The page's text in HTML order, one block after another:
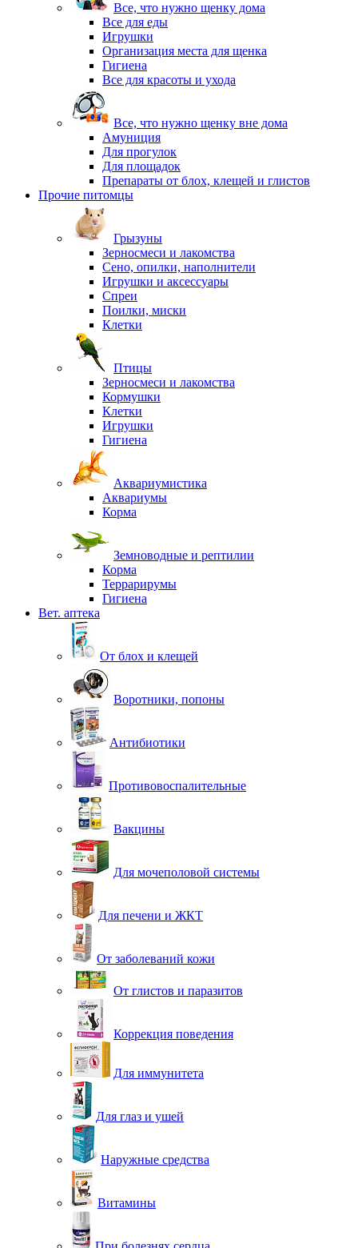
Все, что нужно щенку дома
Все для еды
Игрушки
Организация места для щенка
Гигиена
Все для красоты и ухода
Все, что нужно щенку вне дома
Амуниция
Для прогулок
Для площадок
Препараты от блох, клещей и глистов
Прочие питомцы
Грызуны
Зерносмеси и лакомства
Сено, опилки, наполнители
Игрушки и аксессуары
Спреи
Поилки, миски
Клетки
Птицы
Зерносмеси и лакомства
Кормушки
Клетки
Игрушки
Гигиена
Аквариумистика
Аквариумы
Корма
Земноводные и рептилии
Корма
Террарирумы
Гигиена
Вет. аптека
От блох и клещей
Воротники, попоны
Антибиотики
Противовоспалительные
Вакцины
Для мочеполовой системы
Для печени и ЖКТ
От заболеваний кожи
От глистов и паразитов
Коррекция поведения
Для иммунитета
Для глаз и ушей
Наружные средства
Витамины